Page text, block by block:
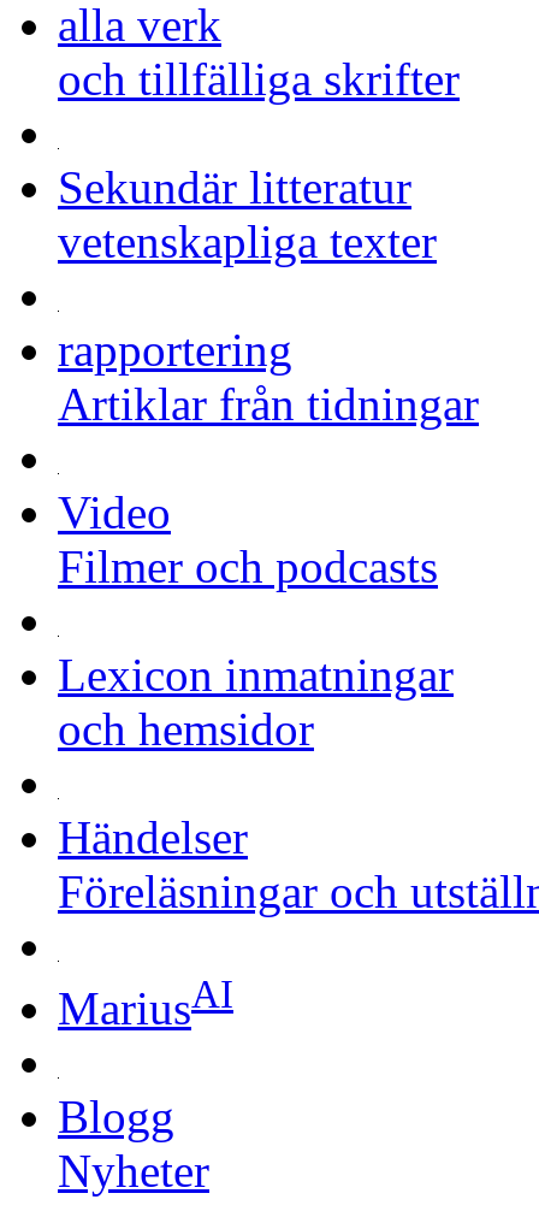
alla verk
och tillfälliga skrifter
Sekundär litteratur
vetenskapliga texter
rapportering
Artiklar från tidningar
Video
Filmer och podcasts
Lexicon inmatningar
och hemsidor
Händelser
Föreläsningar och
MariusAI
Blogg
Nyheter